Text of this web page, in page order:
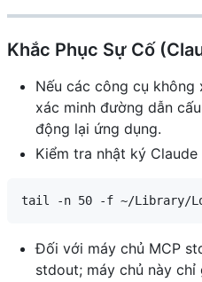
Khắc Phục Sự Cố
Nếu các công cụ không
xác minh đường dẫn
động lại ứng dụng.
Kiểm tra nhật ký Claude
Đối với máy chủ MCP
stdout; máy chủ này chỉ